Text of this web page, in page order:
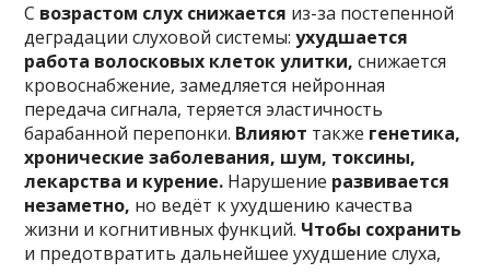
С возрастом слух снижается из-за постепенной
деградации слуховой системы:ухудшается
работа волосковых клеток улитки,снижается
кровоснабжение, замедляется нейронная
передача сигнала, теряется эластичность
барабанной перепонки. Влияют также генетика,
хронические заболевания, шум, токсины,
лекарства и курение. Нарушение развивается
незаметно, но ведёт к ухудшению качества
жизни и когнитивных функций. Чтобы сохранить
и предотвратить дальнейшее ухудшение слуха,